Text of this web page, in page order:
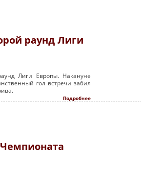
раунд Лиги
Лиги Европы. Накануне
гол встречи забил
Подробнее